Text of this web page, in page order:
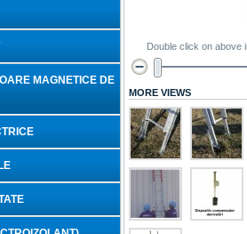
MAGNETICE DE
Double click on above
MORE VIEWS